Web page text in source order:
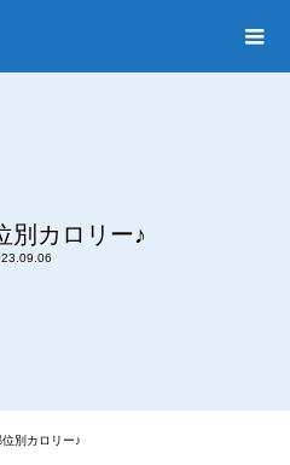
別カロリー♪
別カロリー♪